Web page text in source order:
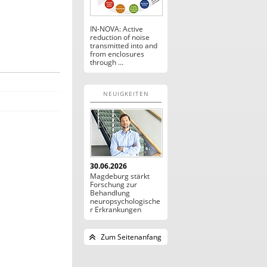
IN-NOVA: Active
reduction of noise
transmitted into and
from enclosures
through ...
NEUIGKEITEN
30.06.2026
Magdeburg stärkt
Forschung zur
Behandlung
neuropsychologische
r Erkrankungen
Zum Seitenanfang